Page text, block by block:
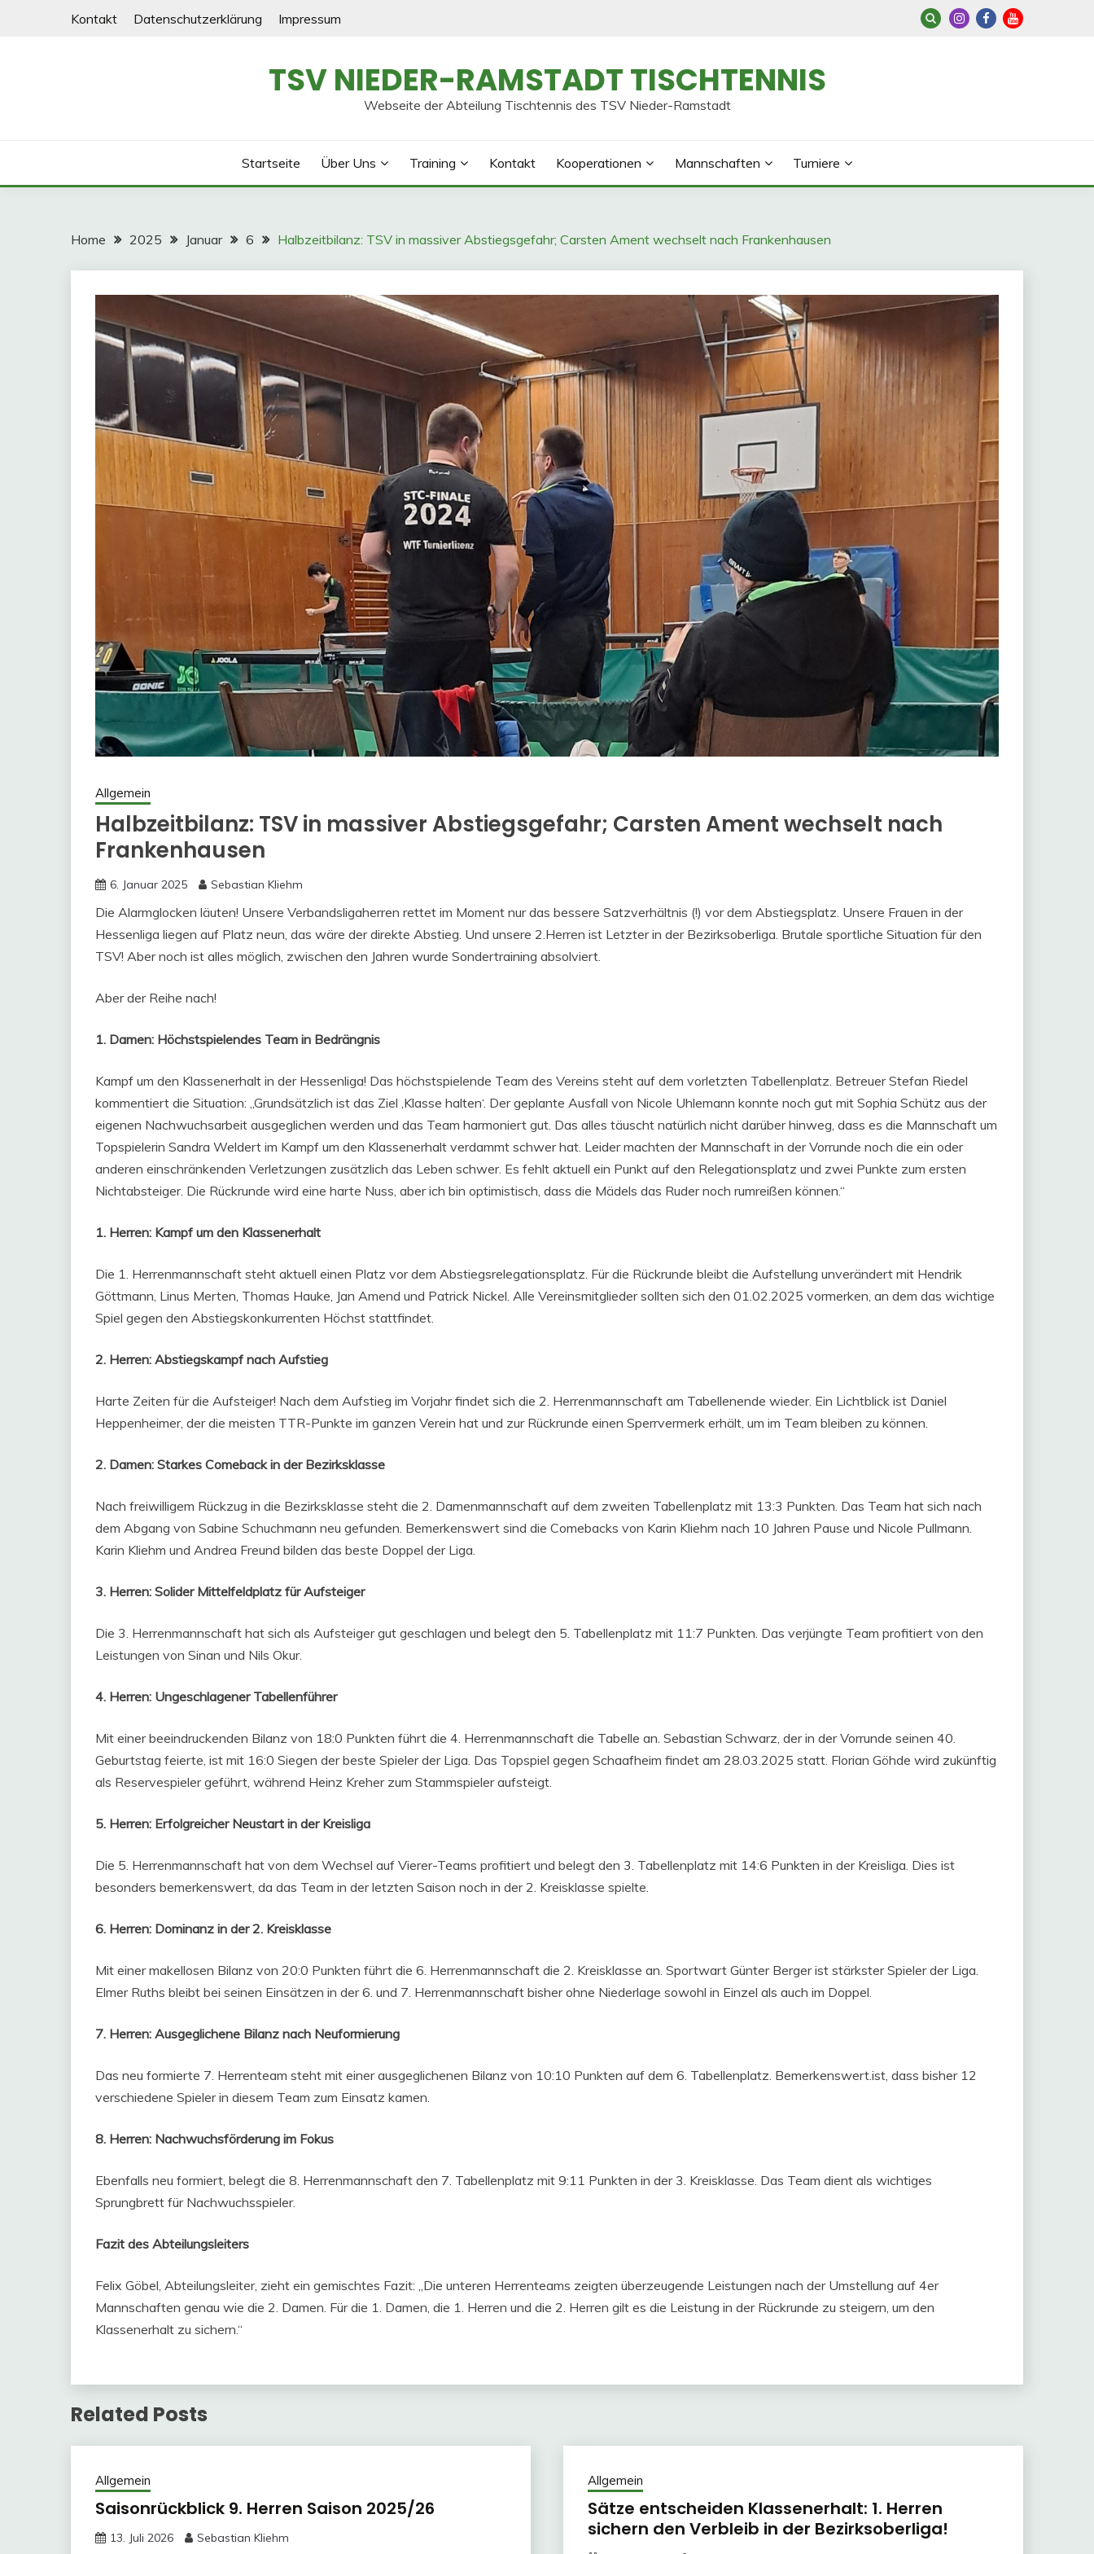
Kontakt Datenschutzerklärung Impressum
TSV NIEDER-RAMSTADT TISCHTENNIS
Webseite der Abteilung Tischtennis des TSV Nieder-Ramstadt
Startseite Über Uns Training Kontakt Kooperationen Mannschaften Turniere
Home 2025 Januar 6 Halbzeitbilanz: TSV in massiver Abstiegsgefahr; Carsten Ament wechselt nach Frankenhausen
Allgemein
Halbzeitbilanz: TSV in massiver Abstiegsgefahr; Carsten Ament wechselt nach
Frankenhausen
6. Januar 2025 Sebastian Kliehm
Die Alarmglocken läuten! Unsere Verbandsligaherren rettet im Moment nur das bessere Satzverhältnis (!) vor dem Abstiegsplatz. Unsere Frauen in der
Hessenliga liegen auf Platz neun, das wäre der direkte Abstieg. Und unsere 2.Herren ist Letzter in der Bezirksoberliga. Brutale sportliche Situation für den
TSV! Aber noch ist alles möglich, zwischen den Jahren wurde Sondertraining absolviert.
Aber der Reihe nach!
1. Damen: Höchstspielendes Team in Bedrängnis
Kampf um den Klassenerhalt in der Hessenliga! Das höchstspielende Team des Vereins steht auf dem vorletzten Tabellenplatz. Betreuer Stefan Riedel
kommentiert die Situation: „Grundsätzlich ist das Ziel ‚Klasse halten‘. Der geplante Ausfall von Nicole Uhlemann konnte noch gut mit Sophia Schütz aus der
eigenen Nachwuchsarbeit ausgeglichen werden und das Team harmoniert gut. Das alles täuscht natürlich nicht darüber hinweg, dass es die Mannschaft um
Topspielerin Sandra Weldert im Kampf um den Klassenerhalt verdammt schwer hat. Leider machten der Mannschaft in der Vorrunde noch die ein oder
anderen einschränkenden Verletzungen zusätzlich das Leben schwer. Es fehlt aktuell ein Punkt auf den Relegationsplatz und zwei Punkte zum ersten
Nichtabsteiger. Die Rückrunde wird eine harte Nuss, aber ich bin optimistisch, dass die Mädels das Ruder noch rumreißen können.“
1. Herren: Kampf um den Klassenerhalt
Die 1. Herrenmannschaft steht aktuell einen Platz vor dem Abstiegsrelegationsplatz. Für die Rückrunde bleibt die Aufstellung unverändert mit Hendrik
Göttmann, Linus Merten, Thomas Hauke, Jan Amend und Patrick Nickel. Alle Vereinsmitglieder sollten sich den 01.02.2025 vormerken, an dem das wichtige
Spiel gegen den Abstiegskonkurrenten Höchst stattfindet.
2. Herren: Abstiegskampf nach Aufstieg
Harte Zeiten für die Aufsteiger! Nach dem Aufstieg im Vorjahr findet sich die 2. Herrenmannschaft am Tabellenende wieder. Ein Lichtblick ist Daniel
Heppenheimer, der die meisten TTR-Punkte im ganzen Verein hat und zur Rückrunde einen Sperrvermerk erhält, um im Team bleiben zu können.
2. Damen: Starkes Comeback in der Bezirksklasse
Nach freiwilligem Rückzug in die Bezirksklasse steht die 2. Damenmannschaft auf dem zweiten Tabellenplatz mit 13:3 Punkten. Das Team hat sich nach
dem Abgang von Sabine Schuchmann neu gefunden. Bemerkenswert sind die Comebacks von Karin Kliehm nach 10 Jahren Pause und Nicole Pullmann.
Karin Kliehm und Andrea Freund bilden das beste Doppel der Liga.
3. Herren: Solider Mittelfeldplatz für Aufsteiger
Die 3. Herrenmannschaft hat sich als Aufsteiger gut geschlagen und belegt den 5. Tabellenplatz mit 11:7 Punkten. Das verjüngte Team profitiert von den
Leistungen von Sinan und Nils Okur.
4. Herren: Ungeschlagener Tabellenführer
Mit einer beeindruckenden Bilanz von 18:0 Punkten führt die 4. Herrenmannschaft die Tabelle an. Sebastian Schwarz, der in der Vorrunde seinen 40.
Geburtstag feierte, ist mit 16:0 Siegen der beste Spieler der Liga. Das Topspiel gegen Schaafheim findet am 28.03.2025 statt. Florian Göhde wird zukünftig
als Reservespieler geführt, während Heinz Kreher zum Stammspieler aufsteigt.
5. Herren: Erfolgreicher Neustart in der Kreisliga
Die 5. Herrenmannschaft hat von dem Wechsel auf Vierer-Teams profitiert und belegt den 3. Tabellenplatz mit 14:6 Punkten in der Kreisliga. Dies ist
besonders bemerkenswert, da das Team in der letzten Saison noch in der 2. Kreisklasse spielte.
6. Herren: Dominanz in der 2. Kreisklasse
Mit einer makellosen Bilanz von 20:0 Punkten führt die 6. Herrenmannschaft die 2. Kreisklasse an. Sportwart Günter Berger ist stärkster Spieler der Liga.
Elmer Ruths bleibt bei seinen Einsätzen in der 6. und 7. Herrenmannschaft bisher ohne Niederlage sowohl in Einzel als auch im Doppel.
7. Herren: Ausgeglichene Bilanz nach Neuformierung
Das neu formierte 7. Herrenteam steht mit einer ausgeglichenen Bilanz von 10:10 Punkten auf dem 6. Tabellenplatz. Bemerkenswert.ist, dass bisher 12
verschiedene Spieler in diesem Team zum Einsatz kamen.
8. Herren: Nachwuchsförderung im Fokus
Ebenfalls neu formiert, belegt die 8. Herrenmannschaft den 7. Tabellenplatz mit 9:11 Punkten in der 3. Kreisklasse. Das Team dient als wichtiges
Sprungbrett für Nachwuchsspieler.
Fazit des Abteilungsleiters
Felix Göbel, Abteilungsleiter, zieht ein gemischtes Fazit: „Die unteren Herrenteams zeigten überzeugende Leistungen nach der Umstellung auf 4er
Mannschaften genau wie die 2. Damen. Für die 1. Damen, die 1. Herren und die 2. Herren gilt es die Leistung in der Rückrunde zu steigern, um den
Klassenerhalt zu sichern.“
Related Posts
Allgemein
Saisonrückblick 9. Herren Saison 2025/26
13. Juli 2026 Sebastian Kliehm
Allgemein
Sätze entscheiden Klassenerhalt: 1. Herren
sichern den Verbleib in der Bezirksoberliga!